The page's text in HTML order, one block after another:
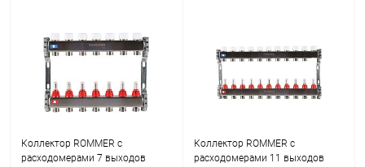
Коллектор ROMMER с
расходомерами 7 выходов
Коллектор ROMMER с
расходомерами 11 выходов